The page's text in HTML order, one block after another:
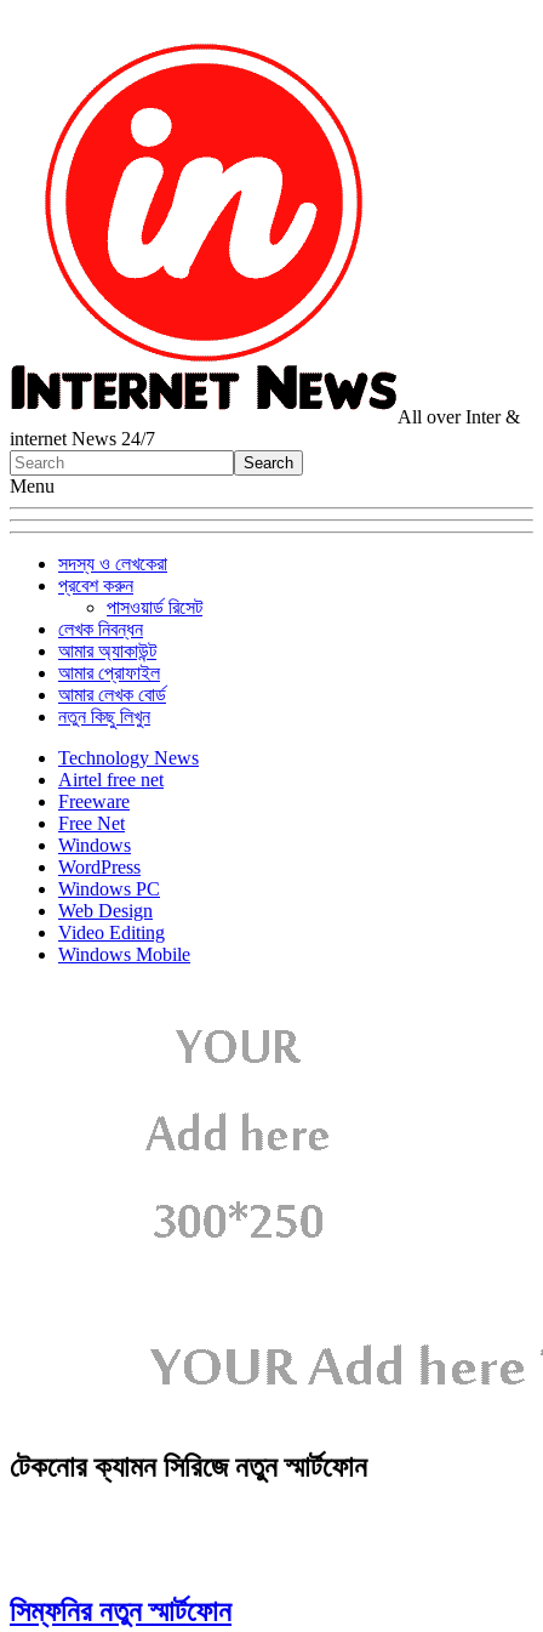
All over Inter &
internet News 24/7
Menu
সদস্য ও লেখকেরা
প্রবেশ করুন
পাসওয়ার্ড রিসেট
লেখক নিবন্ধন
আমার অ্যাকাউন্ট
আমার প্রোফাইল
আমার লেখক বোর্ড
নতুন কিছু লিখুন
Technology News
Airtel free net
Freeware
Free Net
Windows
WordPress
Windows PC
Web Design
Video Editing
Windows Mobile
টেকনোর ক্যামন সিরিজে নতুন স্মার্টফোন
সিম্ফনির নতুন স্মার্টফোন